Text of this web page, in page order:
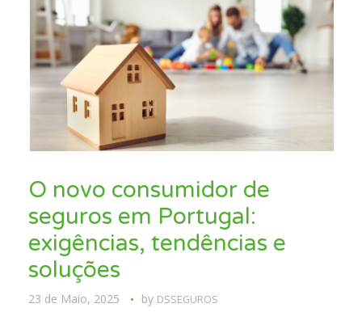
O novo consumidor de
seguros em Portugal:
exigências, tendências e
soluções
23 de Maio, 2025 by DSSEGUROS